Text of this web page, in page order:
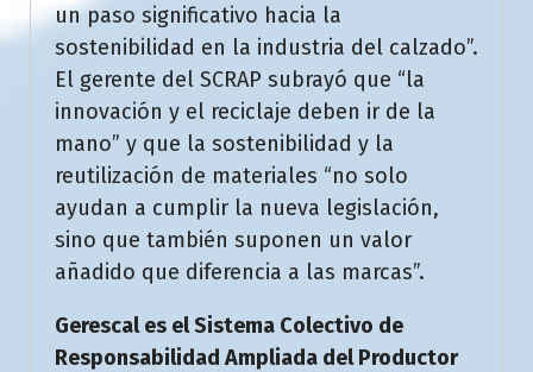
un paso significativo hacia la
sostenibilidad en la industria del calzado”.
El gerente del SCRAP subrayó que “la
innovación y el reciclaje deben ir de la
mano” y que la sostenibilidad y la
reutilización de materiales “no solo
ayudan a cumplir la nueva legislación,
sino que también suponen un valor
añadido que diferencia a las marcas”.
Gerescal es el Sistema Colectivo de
Responsabilidad Ampliada del Productor